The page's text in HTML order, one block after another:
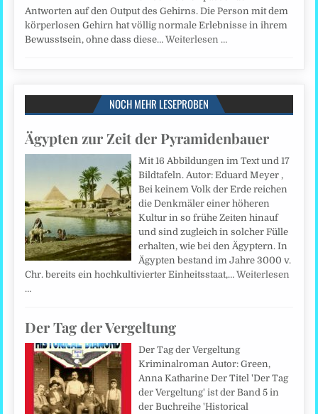
Antworten auf den Output des Gehirns. Die Person mit dem
körperlosen Gehirn hat völlig normale Erlebnisse in ihrem
Bewusstsein, ohne dass diese…Weiterlesen …
NOCH MEHR LESEPROBEN
Ägypten zur Zeit der Pyramidenbauer
Mit 16 Abbildungen im Text und 17
Bildtafeln. Autor: Eduard Meyer ,
Bei keinem Volk der Erde reichen
die Denkmäler einer höheren
Kultur in so frühe Zeiten hinauf
und sind zugleich in solcher Fülle
erhalten, wie bei den Ägyptern. In
Ägypten bestand im Jahre 3000 v.
Chr. bereits ein hochkultivierter Einheitsstaat,…Weiterlesen
…
Der Tag der Vergeltung
Der Tag der Vergeltung
Kriminalroman Autor: Green,
Anna Katharine Der Titel 'Der Tag
der Vergeltung' ist der Band 5 in
der Buchreihe 'Historical